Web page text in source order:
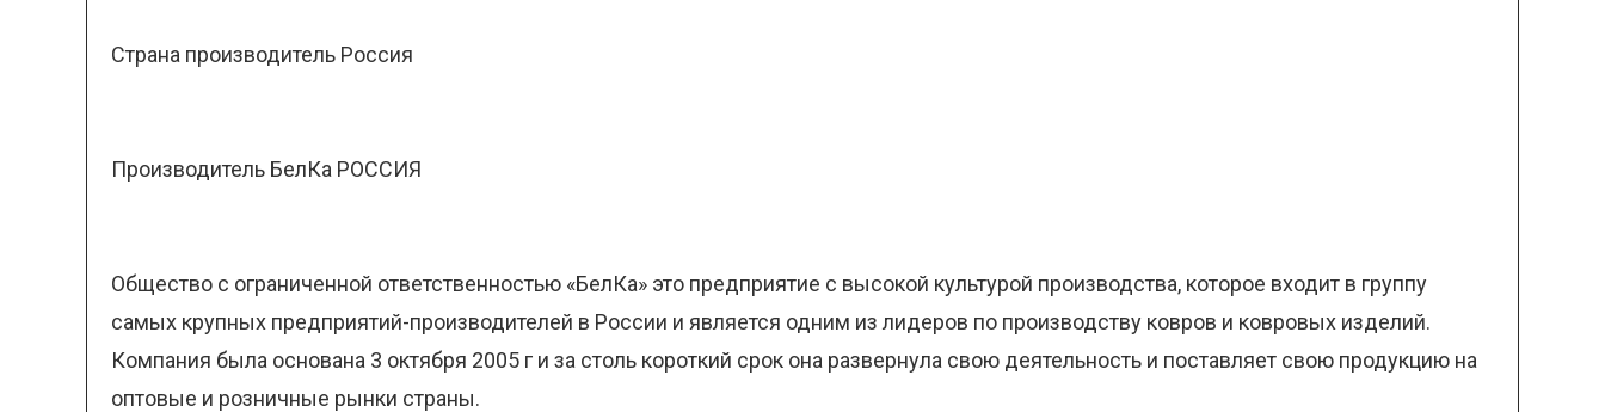
Страна производитель Россия
Производитель БелКа РОССИЯ
Общество с ограниченной ответственностью «БелКа» это предприятие с высокой культурой производства, которое входит в группу
самых крупных предприятий-производителей в России и является одним из лидеров по производству ковров и ковровых изделий.
Компания была основана 3 октября 2005 г и за столь короткий срок она развернула свою деятельность и поставляет свою продукцию на
оптовые и розничные рынки страны.